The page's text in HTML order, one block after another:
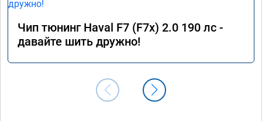
Чип тюнинг Haval F7 (F7x) 2.0 190 лс -
давайте шить дружно!